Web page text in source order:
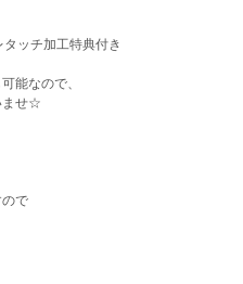
ッチ加工特典付き
能なので、
ませ☆
で